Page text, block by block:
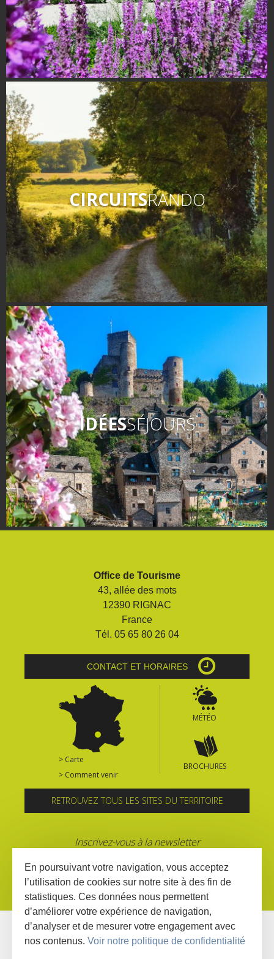
CIRCUITSRANDO
IDÉESSÉJOURS
Office de Tourisme
43, allée des mots
12390 RIGNAC
France
Tél. 05 65 80 26 04
CONTACT ET HORAIRES
> Carte
> Comment venir
MÉTÉO
BROCHURES
RETROUVEZ TOUS LES SITES DU TERRITOIRE
Inscrivez-vous à la newsletter
En poursuivant votre navigation, vous acceptez
l’utilisation de cookies sur notre site à des fin de
statistiques. Ces données nous permettent
d’améliorer votre expérience de navigation,
d’analyser et de mesurer votre engagement avec
nos contenus. Voir notre politique de confidentialité